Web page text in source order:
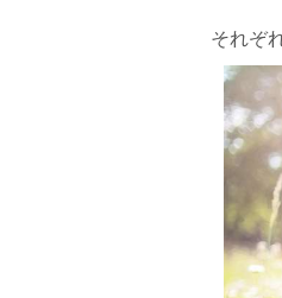
1.
2.
3.
4.
5.
それぞ